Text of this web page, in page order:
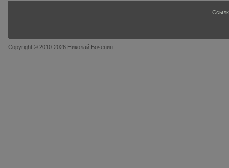
Copyright © 2010-2026 Николай Боченин